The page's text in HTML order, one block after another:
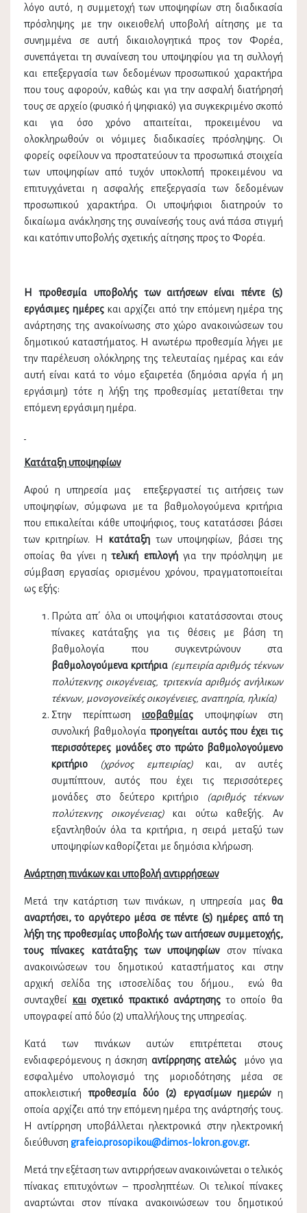
λόγο αυτό, η συμμετοχή των υποψηφίων στη διαδικασία
πρόσληψης με την οικειοθελή υποβολή αίτησης με τα
συνημμένα σε αυτή δικαιολογητικά προς τον Φορέα,
συνεπάγεται τη συναίνεση του υποψηφίου για τη συλλογή
και επεξεργασία των δεδομένων προσωπικού χαρακτήρα
που τους αφορούν, καθώς και για την ασφαλή διατήρησή
τους σε αρχείο (φυσικό ή ψηφιακό) για συγκεκριμένο σκοπό
και για όσο χρόνο απαιτείται, προκειμένου να
ολοκληρωθούν οι νόμιμες διαδικασίες πρόσληψης. Οι
φορείς οφείλουν να προστατεύουν τα προσωπικά στοιχεία
των υποψηφίων από τυχόν υποκλοπή προκειμένου να
επιτυγχάνεται η ασφαλής επεξεργασία των δεδομένων
προσωπικού χαρακτήρα. Οι υποψήφιοι διατηρούν το
δικαίωμα ανάκλησης της συναίνεσής τους ανά πάσα στιγμή
και κατόπιν υποβολής σχετικής αίτησης προς το Φορέα.
Η προθεσμία υποβολής των αιτήσεων είναι πέντε (5)
εργάσιμες ημέρες και αρχίζει από την επόμενη ημέρα της
ανάρτησης της ανακοίνωσης στο χώρο ανακοινώσεων του
δημοτικού καταστήματος. Η ανωτέρω προθεσμία λήγει µε
την παρέλευση ολόκληρης της τελευταίας ημέρας και εάν
αυτή είναι κατά το νόμο εξαιρετέα (δημόσια αργία ή μη
εργάσιμη) τότε η λήξη της προθεσμίας μετατίθεται την
επόμενη εργάσιμη ημέρα.
Κατάταξη υποψηφίων
Αφού η υπηρεσία μας επεξεργαστεί τις αιτήσεις των
υποψηφίων, σύμφωνα με τα βαθμολογούμενα κριτήρια
που επικαλείται κάθε υποψήφιος, τους κατατάσσει βάσει
των κριτηρίων. Ηκατάταξη των υποψηφίων, βάσει της
οποίας θα γίνει ητελική επιλογήγια την πρόσληψη με
σύμβαση εργασίας ορισμένου χρόνου, πραγματοποιείται
ως εξής:
Πρώτα απ΄ όλα οι υποψήφιοι κατατάσσονται στους
πίνακες κατάταξης για τις θέσεις με βάση τη
βαθμολογία που συγκεντρώνουν στα
βαθμολογούμενα κριτήρια (εμπειρία αριθμός τέκνων
πολύτεκνης οικογένειας, τριτεκνία αριθμός ανήλικων
τέκνων, μονογονεϊκές οικογένειες, αναπηρία, ηλικία)
Στην περίπτωση ισοβαθμίας υποψηφίων στη
συνολική βαθμολογίαπροηγείται αυτός που έχει τις
περισσότερες μονάδες στο πρώτο βαθμολογούμενο
κριτήριο
(χρόνος εμπειρίας)και, αν αυτές
συμπίπτουν, αυτός που έχει τις περισσότερες
μονάδες στο δεύτερο κριτήριο
(αριθμός τέκνων
πολύτεκνης οικογένειας)και ούτω καθεξής. Αν
εξαντληθούν όλα τα κριτήρια, η σειρά μεταξύ των
υποψηφίων καθορίζεται με δημόσια κλήρωση.
Ανάρτηση πινάκων και υποβολή αντιρρήσεων
Μετά την κατάρτιση των πινάκων, η υπηρεσία μας θα
αναρτήσει, το αργότερο μέσα σε πέντε (5) ημέρες από τη
λήξη της προθεσμίας υποβολής των αιτήσεων συμμετοχής,
τους πίνακες κατάταξης
των υποψηφίωνστον πίνακα
ανακοινώσεων του δημοτικού καταστήματος και στην
αρχική σελίδα της ιστοσελίδας του δήμου., ενώ θα
συνταχθεί και σχετικό πρακτικό ανάρτησηςτο οποίο θα
υπογραφεί από δύο (2) υπαλλήλους της υπηρεσίας.
Κατά των πινάκων αυτών επιτρέπεται στους
ενδιαφερόμενους η άσκηση αντίρρησης ατελώς
μόνο για
εσφαλμένο υπολογισμό της μοριοδότησης μέσα σε
αποκλειστικήπροθεσμία δύο (2) εργασίμων ημερώνη
οποία αρχίζει από την επόμενη ημέρα της ανάρτησής τους.
Η αντίρρηση υποβάλλεται ηλεκτρονικά στην ηλεκτρονική
διεύθυνση grafeio.prosopikou@dimos-lokron.gov.gr.
Μετά την εξέταση των αντιρρήσεων ανακοινώνεται ο τελικός
πίνακας επιτυχόντων – προσληπτέων. Οι τελικοί πίνακες
αναρτώνται στον πίνακα ανακοινώσεων του δημοτικού